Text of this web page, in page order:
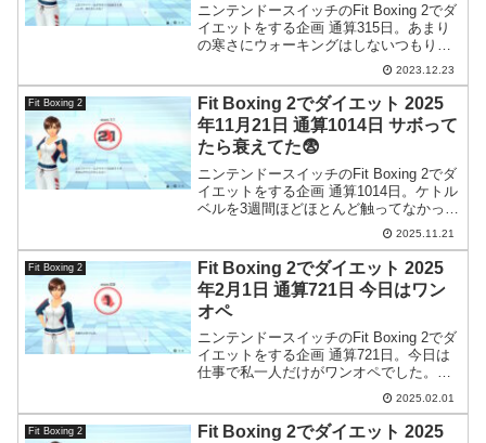
ニンテンドースイッチのFit Boxing 2でダ
イエットをする企画 通算315日。あまり
の寒さにウォーキングはしないつもり
が、犬から散歩に連れて行ってやろうと
言われたので普段の1.5倍歩くことに…。
2023.12.23
Fit Boxing 2
Fit Boxing 2でダイエット 2025
年11月21日 通算1014日 サボって
たら衰えてた😨
ニンテンドースイッチのFit Boxing 2でダ
イエットをする企画 通算1014日。ケトル
ベルを3週間ほどほとんど触ってなかった
らあちこち衰えてしまっていました。
2025.11.21
Fit Boxing 2
Fit Boxing 2でダイエット 2025
年2月1日 通算721日 今日はワン
オペ
ニンテンドースイッチのFit Boxing 2でダ
イエットをする企画 通算721日。今日は
仕事で私一人だけがワンオペでした。や
2025.02.01
Fit Boxing 2
Fit Boxing 2でダイエット 2025